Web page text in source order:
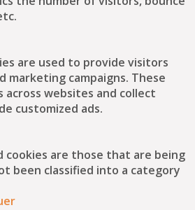
are used to provide visitors
marketing campaigns. These
websites and collect
customized ads.
cookies are those that are being
been classified into a category